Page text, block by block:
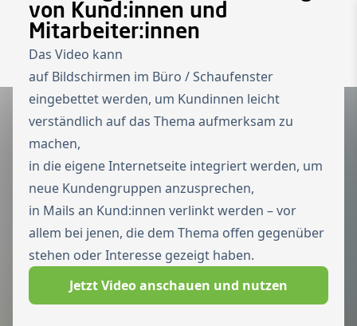
To the homepage
von Kund:innen und
Mitarbeiter:innen
Das Video kann
auf Bildschirmen im Büro / Schaufenster
eingebettet werden, um Kundinnen leicht
verständlich auf das Thema aufmerksam zu
machen,
in die eigene Internetseite integriert werden, um
neue Kundengruppen anzusprechen,
in Mails an Kund:innen verlinkt werden – vor
allem bei jenen, die dem Thema offen gegenüber
stehen oder Interesse gezeigt haben.
Jetzt Video anschauen und nutzen